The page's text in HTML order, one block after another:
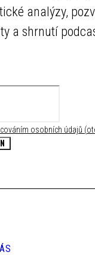
analýzy,
a shrnutí
osobních údajů (